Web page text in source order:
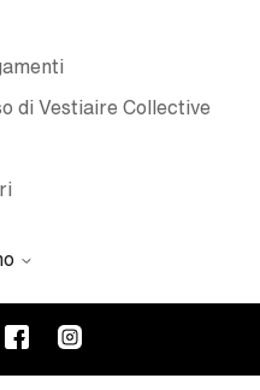
di Vestiaire Collective